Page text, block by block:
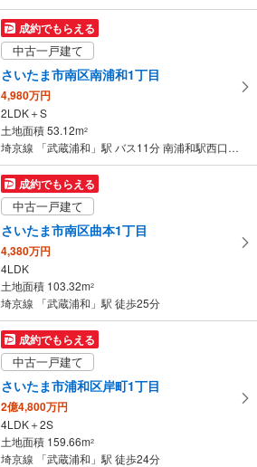
成約でもらえる
中古一戸建て
さいたま市南区南浦和1丁目
4,980万円
2LDK＋S
土地面積 53.12m2
埼京線 「武蔵浦和」駅 バス11分 南浦和駅西口 バス停下車 徒歩9分
成約でもらえる
中古一戸建て
さいたま市南区曲本1丁目
4,380万円
4LDK
土地面積 103.32m2
埼京線 「武蔵浦和」駅 徒歩25分
成約でもらえる
中古一戸建て
さいたま市浦和区岸町1丁目
2億4,800万円
4LDK＋2S
土地面積 159.66m2
埼京線 「武蔵浦和」駅 徒歩24分